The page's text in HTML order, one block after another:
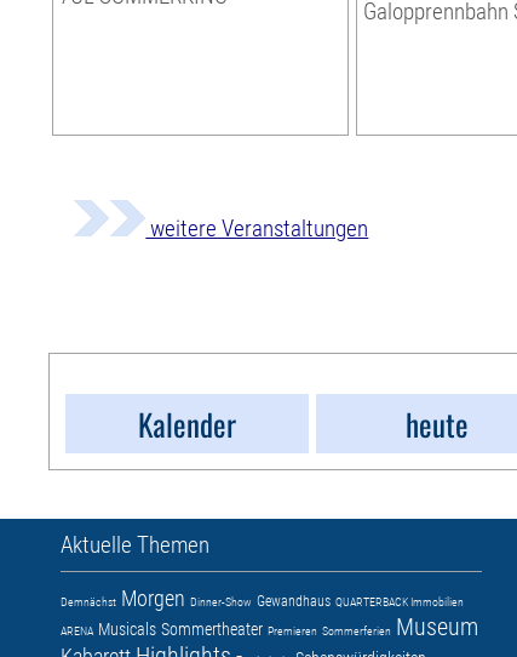
weitere Veranstaltungen
Kalender
heute
Aktuelle Themen
Demnächst Morgen Dinner-Show Gewandhaus QUARTERBACK Immobilien
ARENA Musicals Sommertheater Premieren Sommerferien Museum